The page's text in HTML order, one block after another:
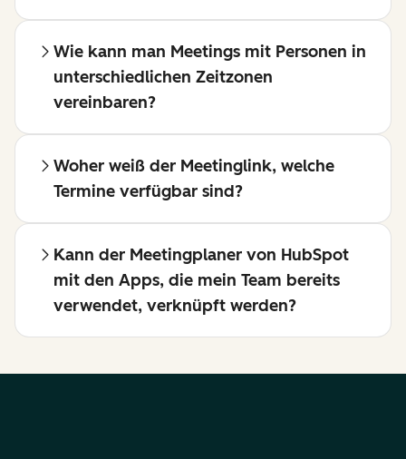
Wie kann man Meetings mit Personen in
unterschiedlichen Zeitzonen
vereinbaren?
Woher weiß der Meetinglink, welche
Termine verfügbar sind?
Kann der Meetingplaner von HubSpot
mit den Apps, die mein Team bereits
verwendet, verknüpft werden?